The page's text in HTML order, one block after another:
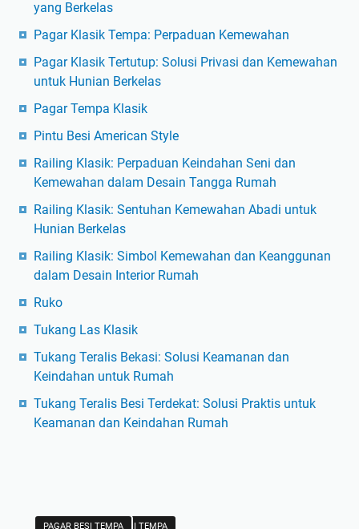
yang Berkelas
Pagar Klasik Tempa: Perpaduan Kemewahan
Pagar Klasik Tertutup: Solusi Privasi dan Kemewahan
untuk Hunian Berkelas
Pagar Tempa Klasik
Pintu Besi American Style
Railing Klasik: Perpaduan Keindahan Seni dan
Kemewahan dalam Desain Tangga Rumah
Railing Klasik: Sentuhan Kemewahan Abadi untuk
Hunian Berkelas
Railing Klasik: Simbol Kemewahan dan Keanggunan
dalam Desain Interior Rumah
Ruko
Tukang Las Klasik
Tukang Teralis Bekasi: Solusi Keamanan dan
Keindahan untuk Rumah
Tukang Teralis Besi Terdekat: Solusi Praktis untuk
Keamanan dan Keindahan Rumah
RAILING TANGGA BESI TEMPA
PAGAR BESI TEMPA